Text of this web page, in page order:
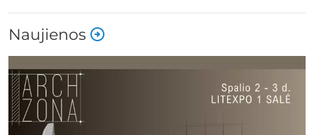
Naujienos